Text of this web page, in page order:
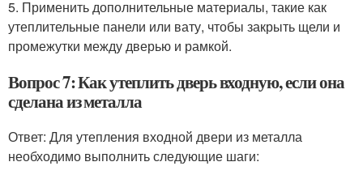
5. Применить дополнительные материалы, такие как
утеплительные панели или вату, чтобы закрыть щели и
промежутки между дверью и рамкой.
Вопрос 7: Как утеплить дверь входную, если она
сделана из металла
Ответ: Для утепления входной двери из металла
необходимо выполнить следующие шаги: